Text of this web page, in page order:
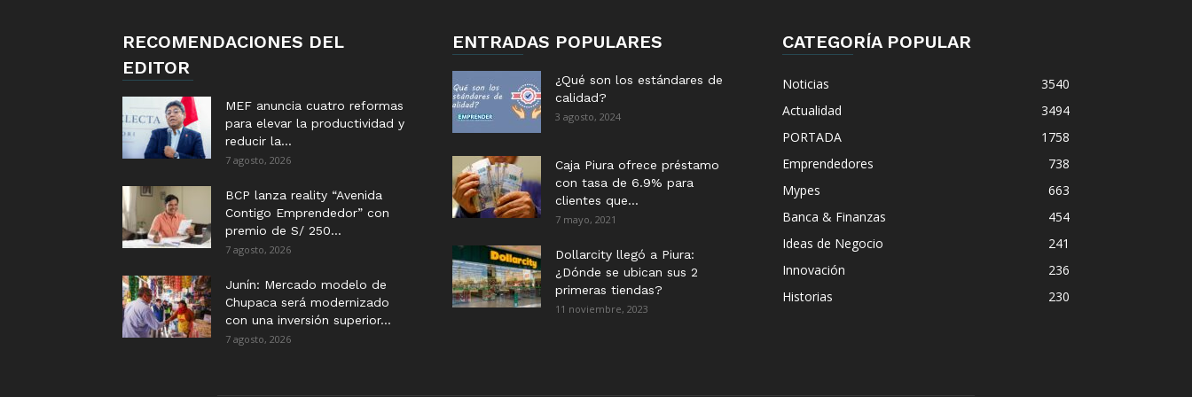
RECOMENDACIONES DEL
EDITOR
MEF anuncia cuatro reformas
para elevar la productividad y
reducir la...
7 agosto, 2026
BCP lanza reality “Avenida
Contigo Emprendedor” con
premio de S/ 250...
7 agosto, 2026
Junín: Mercado modelo de
Chupaca será modernizado
con una inversión superior...
7 agosto, 2026
ENTRADAS POPULARES
¿Qué son los estándares de
calidad?
3 agosto, 2024
Caja Piura ofrece préstamo
con tasa de 6.9% para
clientes que...
7 mayo, 2021
Dollarcity llegó a Piura:
¿Dónde se ubican sus 2
primeras tiendas?
11 noviembre, 2023
CATEGORÍA POPULAR
Noticias
3540
Actualidad
3494
PORTADA
1758
Emprendedores
738
Mypes
663
Banca & Finanzas
454
Ideas de Negocio
241
Innovación
236
Historias
230